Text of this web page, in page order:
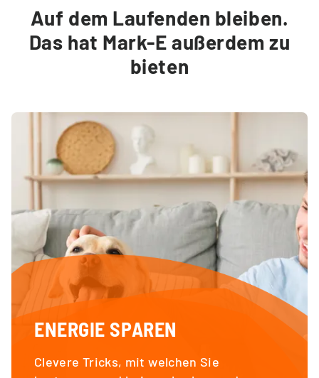
Auf dem Laufenden bleiben.
Das hat Mark-E außerdem zu
bieten
ENERGIE SPAREN
Clevere Tricks, mit welchen Sie